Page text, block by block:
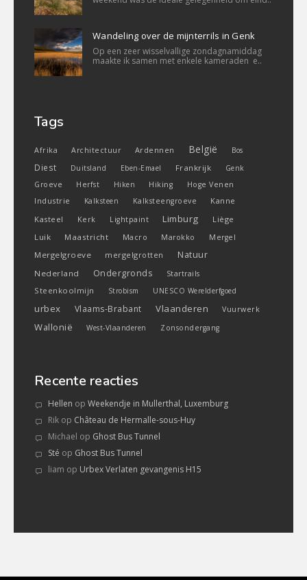
Wandeling over de mijnterrils in Genk
Op een zeer wisselvallige zondagnamiddag
maakte ik samen met enkele kameraden e..
Tags
Afrika Architectuur Ardennen België Bos
Diest Duitsland Eben-Emael Frankrijk
Genk
Groeve
Herfst Hiken Hiking Hoge Venen
Industrie Kalksteen Kalksteengroeve
Kanne
Kasteel
Kerk Lightpaint Limburg
Liège
Luik
Maastricht Macro Marokko Mergel
Mergelgroeve mergelgrotten Natuur
Nederland Ondergronds Startrails
Steenkoolmijn Strobism UNESCO Werelderfgoed
urbex Vlaams-Brabant Vlaanderen Vuurwerk
Wallonië West-Vlaanderen Zonsondergang
Recente reacties
Hellen op Weekendje in Mullerthal, Luxemburg
Rik op Château de Hermalle-sous-Huy
Michael op Ghost Bus Tunnel
Sté op Ghost Bus Tunnel
liam op Urbex Verlaten gevangenis H15